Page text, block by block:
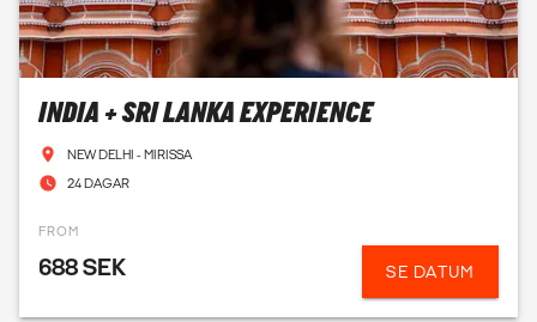
INDIA + SRI LANKA EXPERIENCE
NEW DELHI - MIRISSA
24 DAGAR
FROM
688 SEK SE DATUM